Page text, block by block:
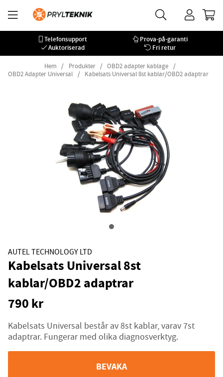
Telefonsupport
Prova-på-garanti
Auktoriserad
Fri retur
Hem Produkter
OBD2 adapter kablage
OBD2 Adapter Universal
Kabelsats Universal 8st kablar/OBD2 adaptrar
AUTEL TECHNOLOGY LTD
Kabelsats Universal 8st
kablar/OBD2 adaptrar
790 kr
Kabelsats Universal består av 8st kablar, varav 7st
adaptrar. Fungerar med olika diagnosverktyg.
BEVAKA